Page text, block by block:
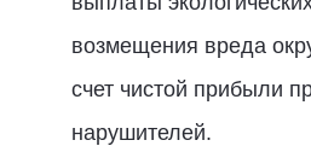
возмещения вреда
счет чистой прибыли
нарушителей.